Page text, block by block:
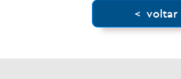
< voltar